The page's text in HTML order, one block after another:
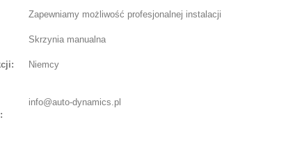
Zapewniamy możliwość profesjonalnej instalacji
Skrzynia manualna
Niemcy
info@auto-dynamics.pl